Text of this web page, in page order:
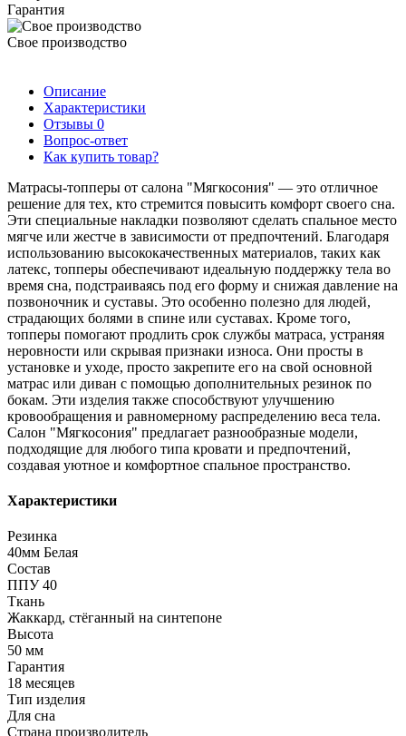
Гарантия
Свое производство
Описание
Характеристики
Отзывы 0
Вопрос-ответ
Как купить товар?
Матрасы-топперы от салона "Мягкосония" — это отличное
решение для тех, кто стремится повысить комфорт своего сна.
Эти специальные накладки позволяют сделать спальное место
мягче или жестче в зависимости от предпочтений. Благодаря
использованию высококачественных материалов, таких как
латекс, топперы обеспечивают идеальную поддержку тела во
время сна, подстраиваясь под его форму и снижая давление на
позвоночник и суставы. Это особенно полезно для людей,
страдающих болями в спине или суставах. Кроме того,
топперы помогают продлить срок службы матраса, устраняя
неровности или скрывая признаки износа. Они просты в
установке и уходе, просто закрепите его на свой основной
матрас или диван с помощью дополнительных резинок по
бокам. Эти изделия также способствуют улучшению
кровообращения и равномерному распределению веса тела.
Салон "Мягкосония" предлагает разнообразные модели,
подходящие для любого типа кровати и предпочтений,
создавая уютное и комфортное спальное пространство.
Характеристики
Резинка
40мм Белая
Состав
ППУ 40
Ткань
Жаккард, стёганный на синтепоне
Высота
50 мм
Гарантия
18 месяцев
Тип изделия
Для сна
Страна производитель